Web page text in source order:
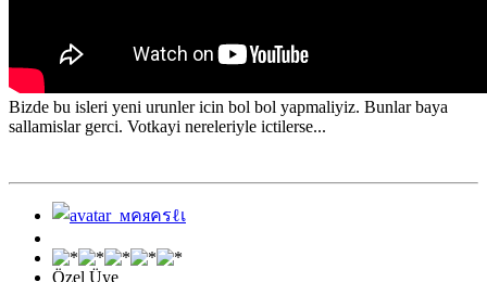
Bizde bu isleri yeni urunler icin bol bol yapmaliyiz. Bunlar baya
sallamislar gerci. Votkayi nereleriyle ictilerse...
Özel Üye